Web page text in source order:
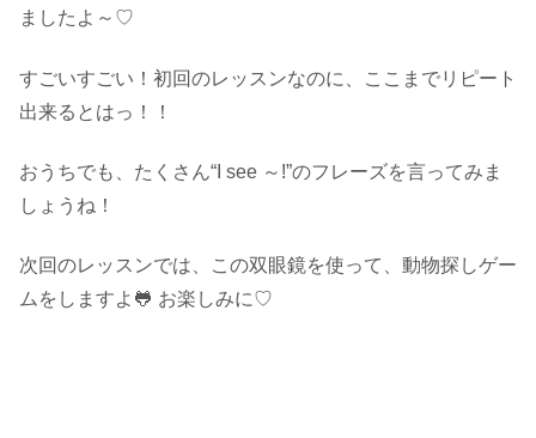
ましたよ～♡
すごいすごい！初回のレッスンなのに、ここまでリピート
出来るとはっ！！
おうちでも、たくさん“I see ～!”のフレーズを言ってみま
しょうね！
次回のレッスンでは、この双眼鏡を使って、動物探しゲー
ムをしますよ🐸 お楽しみに♡